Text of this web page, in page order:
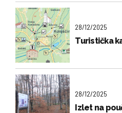
28/12/2025
Turistička
28/12/2025
Izlet na